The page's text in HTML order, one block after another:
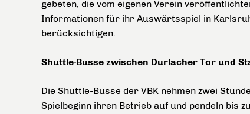
gebeten, die vom eigenen Verein
Informationen für ihr Auswärtsspiel in
berücksichtigen.
Shuttle-Busse zwischen Durlacher Tor und
Die Shuttle-Busse der VBK nehmen zwei
Spielbeginn ihren Betrieb auf und pendeln bis